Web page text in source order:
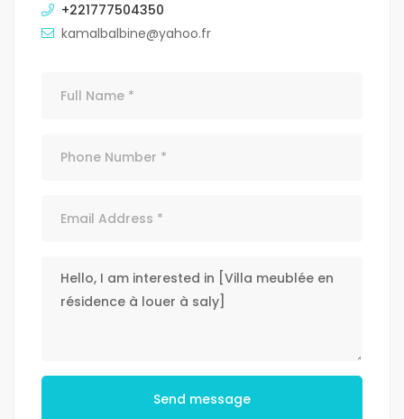
+221777504350
kamalbalbine@yahoo.fr
Send message